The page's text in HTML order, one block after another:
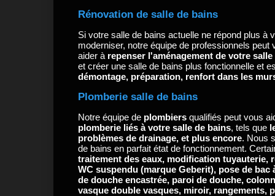
Rénovation de salle de bains
Si votre salle de bains actuelle ne répond plus à
moderniser, notre équipe de professionnels
aider à repenser l'aménagement de votre salle
et créer une salle de bains plus fonctionnelle et
démontage, préparation, renfort dans les
Plomberie salle de bains
Notre équipe de plombiers qualifiés peut vous
plomberie liés à votre salle de bains, tels que
problèmes de drainage, et plus encore. Nous
de bains en parfait état de fonctionnement.
traitement des eaux, modification tuyauterie,
WC suspendu (marque Geberit), pose de
de douche encastrée, paroi de douche,
vasque double vasques, miroir, rangements,